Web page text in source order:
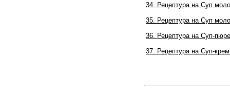
34. Рецептура на Суп
35. Рецептура на Суп
36. Рецептура на Суп-
37. Рецептура на Суп-